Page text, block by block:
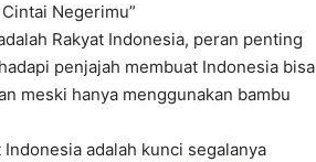
Negerimu”
Rakyat Indonesia, peran penting
penjajah membuat Indonesia bisa
meski hanya menggunakan bambu
adalah kunci segalanya